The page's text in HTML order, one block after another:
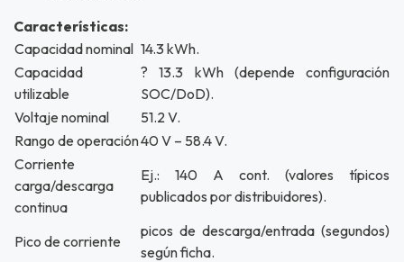
Características:
Capacidad nominal 14.3 kWh.
Capacidad
utilizable
? 13.3 kWh (depende configuración
SOC/DoD).
Voltaje nominal
51.2 V.
Rango de operación40 V – 58.4 V.
Corriente
carga/descarga
continua
Ej.: 140 A cont. (valores típicos
publicados por distribuidores).
Pico de corriente
picos de descarga/entrada (segundos)
según ficha.